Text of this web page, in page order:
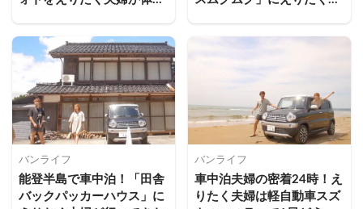
バンライフ
能登半島で車中泊！「田舎
バックパッカーハウス」に
バンライフ
車中泊夫婦の密着24時！え
りたく夫婦は軽自動車スズ